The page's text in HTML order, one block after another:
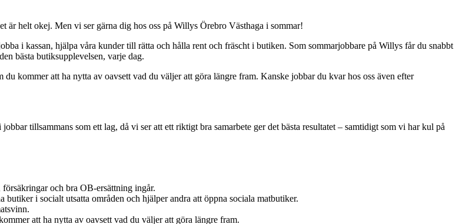
helt okej. Men vi ser gärna dig hos oss på Willys Örebro Västhaga i sommar!
i kassan, hjälpa våra kunder till rätta och hålla rent och fräscht i butiken. Som sommarjobbare på Willys får du snabbt
bästa butiksupplevelsen, varje dag.
kommer att ha nytta av oavsett vad du väljer att göra längre fram. Kanske jobbar du kvar hos oss även efter
tillsammans som ett lag, då vi ser att ett riktigt bra samarbete ger det bästa resultatet – samtidigt som vi har kul på
och bra OB-ersättning ingår.
i socialt utsatta områden och hjälper andra att öppna sociala matbutiker.
att ha nytta av oavsett vad du väljer att göra längre fram.